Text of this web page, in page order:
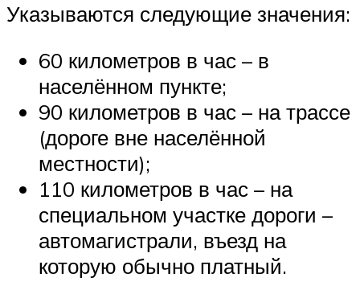
Указываются следующие значения:
60 километров в час – в
населённом пункте;
90 километров в час – на трассе
(дороге вне населённой
местности);
110 километров в час – на
специальном участке дороги –
автомагистрали, въезд на
которую обычно платный.